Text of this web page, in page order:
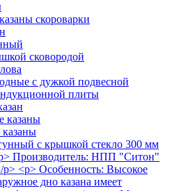
скороварки
сковородой
с дужкой подвесной
плиты
казаны
казаны